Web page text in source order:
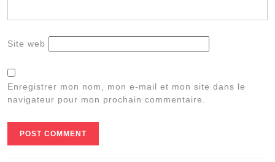
Site web
Enregistrer mon nom, mon e-mail et mon site dans le
navigateur pour mon prochain commentaire.